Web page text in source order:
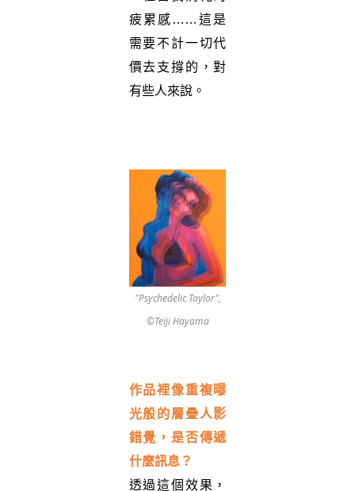
疲累感……這是
需要不計一切代
價去支撐的，對
有些人來說。
"Psychedelic Taylor",
©Teiji Hayama
作品裡像重複曝
光般的層疊人影
錯覺，是否傳遞
什麼訊息？
透過這個效果，